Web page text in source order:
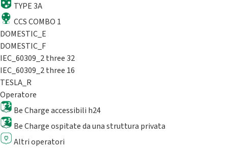
TYPE 3A
CCS COMBO 1
DOMESTIC_E
DOMESTIC_F
IEC_60309_2 three 32
IEC_60309_2 three 16
TESLA_R
Operatore
Be Charge accessibili h24
Be Charge ospitate da una struttura privata
Altri operatori